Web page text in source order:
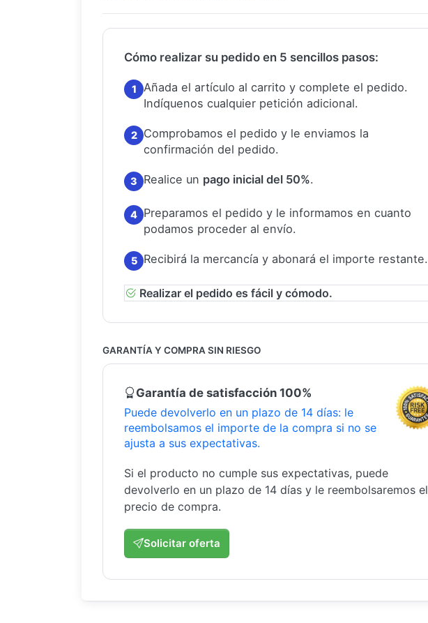
Cómo realizar su pedido en 5 sencillos pasos:
1
Añada el artículo al carrito y complete el pedido.
Indíquenos cualquier petición adicional.
2
Comprobamos el pedido y le enviamos la
confirmación del pedido.
3 Realice un pago inicial del 50%.
4 Preparamos el pedido y le informamos en cuanto
podamos proceder al envío.
5 Recibirá la mercancía y abonará el importe restante.
Realizar el pedido es fácil y cómodo.
GARANTÍA Y COMPRA SIN RIESGO
Garantía de satisfacción 100%
Puede devolverlo en un plazo de 14 días: le
reembolsamos el importe de la compra si no se
ajusta a sus expectativas.
Si el producto no cumple sus expectativas, puede
devolverlo en un plazo de 14 días y le reembolsaremos el
precio de compra.
Solicitar oferta